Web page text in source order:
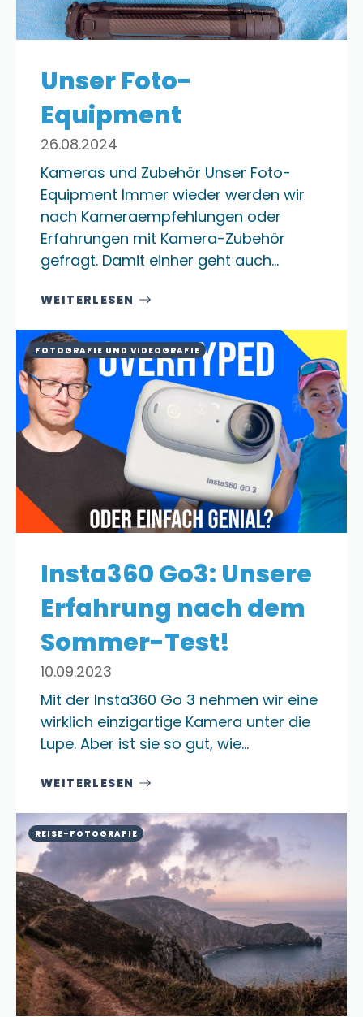
Unser Foto-
Equipment
26.08.2024
Kameras und Zubehör Unser Foto-
Equipment Immer wieder werden wir
nach Kameraempfehlungen oder
Erfahrungen mit Kamera-Zubehör
gefragt. Damit einher geht auch…
WEITERLESEN
FOTOGRAFIE UND VIDEOGRAFIE
Insta360 Go3: Unsere
Erfahrung nach dem
Sommer-Test!
10.09.2023
Mit der Insta360 Go 3 nehmen wir eine
wirklich einzigartige Kamera unter die
Lupe. Aber ist sie so gut, wie…
WEITERLESEN
REISE-FOTOGRAFIE